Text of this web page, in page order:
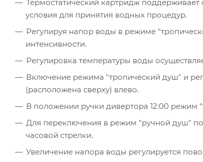
Термостатический картридж
условия для принятия водных процедур.
Регулируя напор воды в режиме
интенсивности.
Регулировка температуры воды
Включение режима "тропический душ" и
(расположена сверху) влево.
В положении ручки дивертора 12:00 режим
Для переключения в режим "ручной душ"
часовой стрелки.
Увеличение напора воды регулируется